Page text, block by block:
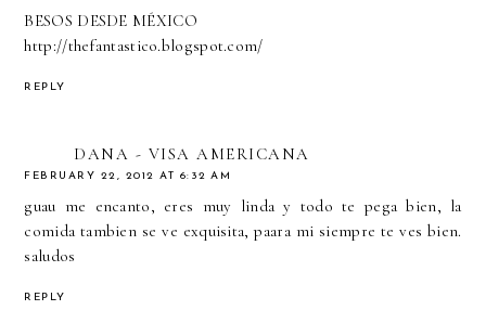
BESOS DESDE MÉXICO
http://thefantastico.blogspot.com/
REPLY
DANA - VISA AMERICANA
FEBRUARY 22, 2012 AT 6:32 AM
guau me encanto, eres muy linda y todo te pega bien, la
comida tambien se ve exquisita, paara mi siempre te ves bien.
saludos
REPLY